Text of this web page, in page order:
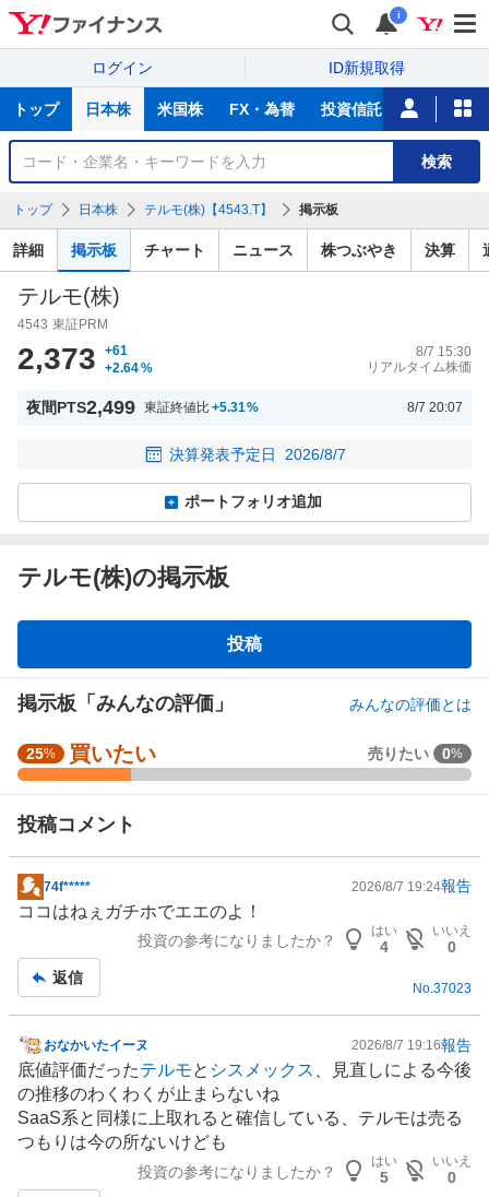
i
ログイン ID新規取得
サ
トップ 日本株 米国株 FX・為替 投資信託 ニュース
銘
検
索
検索
トップ 日本株 テルモ(株)【4543.T】 掲示板
詳細 掲示板 チャート ニュース 株つぶやき 決算
テルモ(株)
4543 東証PRM
2,373
+61
+2.64%
8/7 15:30
リアルタイム株価
夜間PTS2,499 東証終値比+5.31% 8/7 20:07
決算発表予定日 2026/8/7
ポートフォリオ追加
テルモ(株)の掲示板
板
投稿
掲示板「みんなの評価」 みんなの評価とは
強
く
い
い
0
%
い
た
い
2
5
%
、
子
25% 買いたい 売りたい 0%
投稿コメント
掲
示
事
74f***** 2026/8/7 19:24報告
ココはねぇガチホでエエのよ！
投資の参考になりましたか？
はい
4
いいえ
0
返信
No.37023
掲
示
板
記
事
おなかいたイーヌ 2026/8/7 19:16報告
底値評価だったテルモと シスメックス
、見直しによる今後
の推移のわくわくが止まらないね
SaaS系と同様に上取れると確信している、テルモは売る
つもりは今の所ないけども
投資の参考になりましたか？
はい
5
いいえ
0